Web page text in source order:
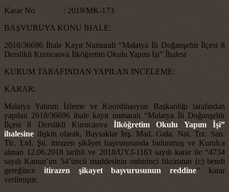
Karar No : 2019/MK-173
BAŞVURUYA KONU İHALE:
2018/36696 İhale Kayıt Numaralı “Malatya İli Doğanşehir İlçesi 8
Derslikli Kurucaova İlköğretim Okulu Yapım İşi” İhalesi
KURUM TARAFINDAN YAPILAN İNCELEME:
KARAR:
Malatya Yatırım İzleme ve Koordinasyon Başkanlığı tarafından
yapılan 2018/36696 ihale kayıt numaralı “Malatya İli Doğanşehir
İlçesi 8 Derslikli Kurucaovaİlköğretim Okulu Yapım İşi”
ihalesine ilişkin olarak, Baysaklar İnş. Mad. Gıda. Nat. Trz. San.
Tic. Ltd. Şti. itirazen şikâyet başvurusunda bulunmuş ve Kurulca
alınan 12.06.2018 tarihli ve 2018/UY.I-1163 sayılı karar ile “4734
sayılı Kanun’un 54’üncü maddesinin onbirinci fıkrasının (c) bendi
gereğince itirazen şikayet başvurusunun reddine” karar
verilmiştir.